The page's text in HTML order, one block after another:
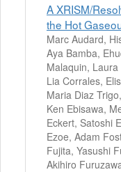
A XRISM/
the Hot
Marc Audard,
Aya Bamba,
Malaquin,
Lia Corrales,
Maria Diaz
Ken Ebisawa,
Eckert, Satoshi
Ezoe, Adam
Fujita, Yasushi
Akihiro